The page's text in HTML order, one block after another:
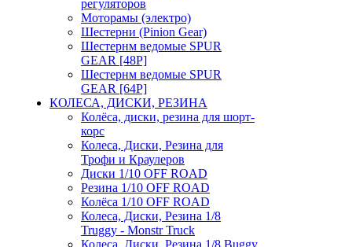
регуляторов
Моторамы (электро)
Шестерни (Pinion Gear)
Шестернм ведомые SPUR
GEAR [48P]
Шестернм ведомые SPUR
GEAR [64P]
КОЛЕСА, ДИСКИ, РЕЗИНА
Колёса, диски, резина для шорт-
корс
Колеса, Диски, Резина для
Трофи и Краулеров
Диски 1/10 OFF ROAD
Резина 1/10 OFF ROAD
Колёса 1/10 OFF ROAD
Колеса, Диски, Резина 1/8
Truggy - Monstr Truck